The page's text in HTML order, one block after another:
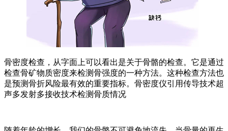
骨密度检查，从字面上可以看出是关于骨骼的检查。它是通过
检查骨矿物质密度来检测骨强度的一种方法。这种检查方法也
是预测骨折风险最有效的重要指标。骨密度仪引用传导技术超
声多发射多接收技术检测骨质情况